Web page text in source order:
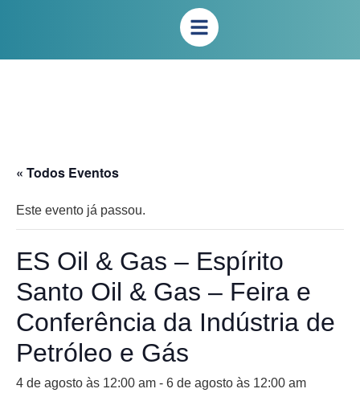
« Todos Eventos
Este evento já passou.
ES Oil & Gas – Espírito
Santo Oil & Gas – Feira e
Conferência da Indústria de
Petróleo e Gás
4 de agosto às 12:00 am - 6 de agosto às 12:00 am